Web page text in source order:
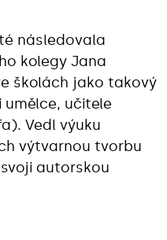
následovala
kolegy Jana
školách jako takový
učitele
Vedl výuku
výtvarnou tvorbu
autorskou